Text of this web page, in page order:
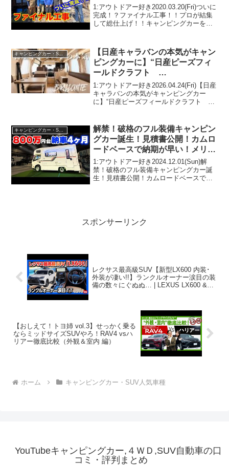
うファイナル！！
1:アウトドアー好き2020.03.20(Fri)ついに
完成！？ファイナル工事！！プロが結集
して総仕上げ！！キャンピングカーをつ
ー好き2020.03.20(Fri)こ...
【日産キャラバンの本気がキャン
ピングカーに】“日産ピーズフィ
ールドクラフト
BRILLANTE（ブリランテ）“
1:アウトドアー好き2026.04.24(Fri)【日産
キャラバンの本気がキャンピングカー
に】“日産ピーズフィールドクラフト
トドアー好き2026.04.24...
解禁！破格のフル装備キャンピン
グカー誕生！見積書公開！カムロ
ードベースで納期が早い！メリッ
ト②デメリット③【JP STAR
Discovery(ディスカバリー)】
1:アウトドアー好き2024.12.01(Sun)解
禁！破格のフル装備キャンピングカー誕
生！見積書公開！カムロードベースで納
スポンサーリンク
レクサス最高級SUV【新型LX600 内装･
外装が凄い!!】ランクルオーナー涙目の装
備の数々にぐぬぬ… | LEXUS LX600 &
【おしえて！トヨ姉 vol.3】せっかく乗る
ならミッドサイズSUVやろ！RAV4 vsハ
リアー徹底比較（外観＆室内 編）
ホーム キャンピングカー・SUV人気車種
YouTubeキャンピングカー,４ＷＤ,SUV自動車の口
コミ・評判まとめ